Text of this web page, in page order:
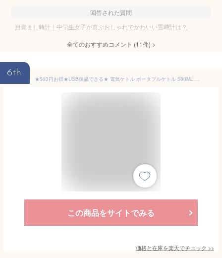
回答された質問
目覚まし時計｜中学生女子が喜ぶおしゃれでかわいい置時計は？
全てのおすすめコメント (11件) >
6th
★503円お得★USB保温できる★ 電気ケトル ポータブルケトル 500ML 304/316ステンレス 二種類加熱方式 6段階温度調節 約6分間急速沸騰 45℃-100℃加熱 自動電源OFF タッチ操作 静音 漏れ防止 300W 節電 480g 軽量 持ち運び 家庭用 子供の調乳 赤ちゃん オフィス用 コーヒー
この商品をサイトでみる
価格と在庫を楽天でチェック >>